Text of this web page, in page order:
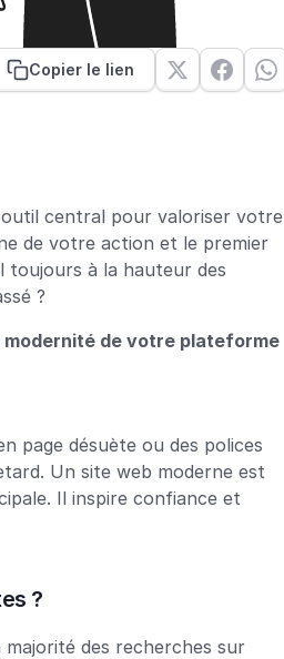
Copier le lien
central pour valoriser votre
de votre action et le premier
toujours à la hauteur des
?
de votre plateforme
page désuète ou des polices
Un site web moderne est
Il inspire confiance et
?
des recherches sur